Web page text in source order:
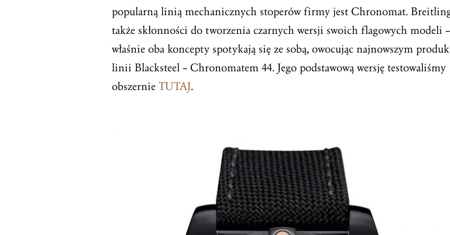
popularną linią mechanicznych stoperów firmy jest Chronomat.
także skłonności do tworzenia czarnych wersji swoich flagowych modeli
właśnie oba koncepty spotykają się ze sobą, owocując najnowszym
linii Blacksteel – Chronomatem 44. Jego podstawową wersję testowaliśmy
obszernie TUTAJ.